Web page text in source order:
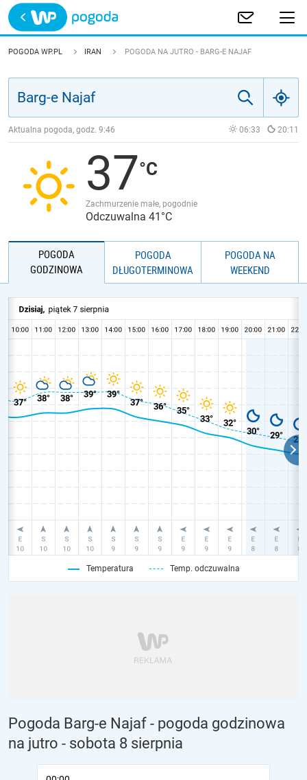
Trwa ładowanie
POLSKA
JAKOŚĆ POWIETRZA
POGODA WP.PL IRAN POGODA NA JUTRO - BARG-E NAJAF
Aktualna pogoda, godz. 9:46 06:33 20:11
37
Zachmurzenie małe, pogodnie
Odczuwalna 41°C
POGODA
GODZINOWA
POGODA
DŁUGOTERMINOWA
POGODA NA
WEEKEND
Temperatura Temp. odczuwalna
Pogoda Barg-e Najaf - pogoda godzinowa
na jutro - sobota 8 sierpnia